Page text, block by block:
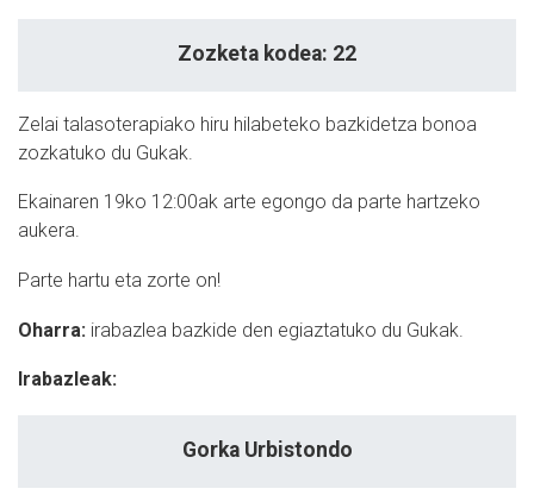
Zozketa kodea: 22
Zelai talasoterapiako hiru hilabeteko bazkidetza bonoa
zozkatuko du Gukak.
Ekainaren 19ko 12:00ak arte egongo da parte hartzeko
aukera.
Parte hartu eta zorte on!
Oharra: irabazlea bazkide den egiaztatuko du Gukak.
Irabazleak:
Gorka Urbistondo